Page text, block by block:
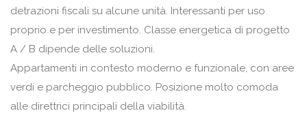
detrazioni fiscali su alcune unità. Interessanti per uso
proprio e per investimento. Classe energetica di progetto
A / B dipende delle soluzioni.
Appartamenti in contesto moderno e funzionale, con aree
verdi e parcheggio pubblico. Posizione molto comoda
alle direttrici principali della viabilità.